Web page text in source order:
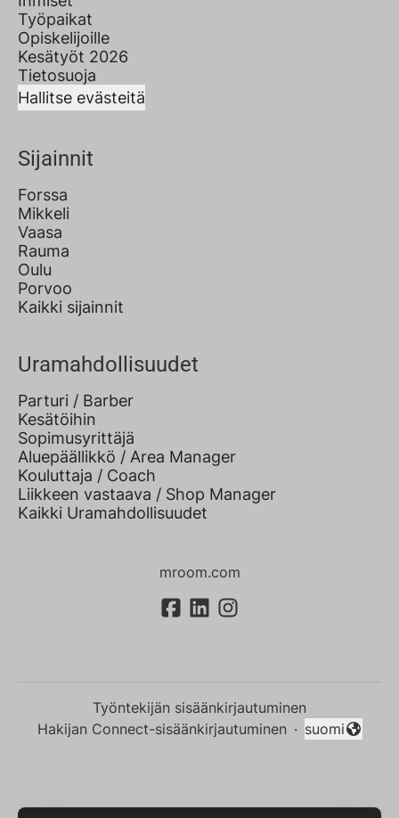
Työpaikat
Opiskelijoille
Kesätyöt 2026
Tietosuoja
Hallitse evästeitä
Sijainnit
Forssa
Mikkeli
Vaasa
Rauma
Oulu
Porvoo
Kaikki sijainnit
Uramahdollisuudet
Parturi / Barber
Kesätöihin
Sopimusyrittäjä
Aluepäällikkö / Area Manager
Kouluttaja / Coach
Liikkeen vastaava / Shop Manager
Kaikki Uramahdollisuudet
mroom.com
Työntekijän sisäänkirjautuminen
Hakijan Connect-sisäänkirjautuminen ·
Vaihda kieli
suomi